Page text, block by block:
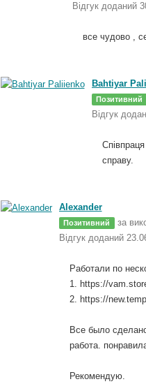
Відгук доданий
все чудово ,
Bahtiyar
Позитивний
Відгук
справу.
Alexander
Позитивний за
Відгук доданий
Работали по
1. https://
2. https://
Все было
работа.
Рекомендую.